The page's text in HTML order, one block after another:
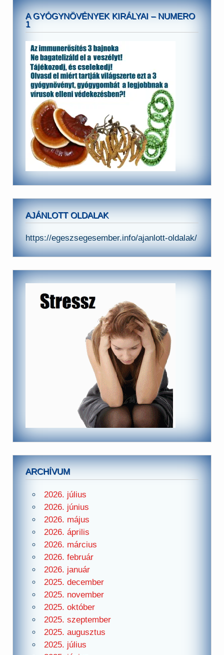
A GYÓGYNÖVÉNYEK KIRÁLYAI – NUMERO
1
AJÁNLOTT OLDALAK
https://egeszsegesember.info/ajanlott-oldalak/
ARCHÍVUM
2026. július
2026. június
2026. május
2026. április
2026. március
2026. február
2026. január
2025. december
2025. november
2025. október
2025. szeptember
2025. augusztus
2025. július